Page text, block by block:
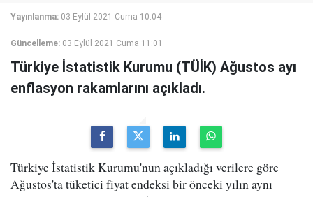
Yayınlanma: 03 Eylül 2021 Cuma 10:04
Güncelleme: 03 Eylül 2021 Cuma 11:01
Türkiye İstatistik Kurumu (TÜİK) Ağustos ayı
enflasyon rakamlarını açıkladı.
Türkiye İstatistik Kurumu'nun açıkladığı verilere göre
Ağustos'ta tüketici fiyat endeksi bir önceki yılın aynı